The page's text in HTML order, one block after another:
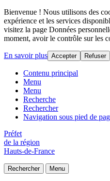
Bienvenue ! Nous utilisons des
expérience et les services
visitez la page Données
moment, avoir le contrôle sur les
En savoir plus Accepter Refuser
Contenu principal
Menu
Menu
Recherche
Rechercher
Navigation sous pied de
Préfet
de la région
Hauts-de-France
Rechercher Menu